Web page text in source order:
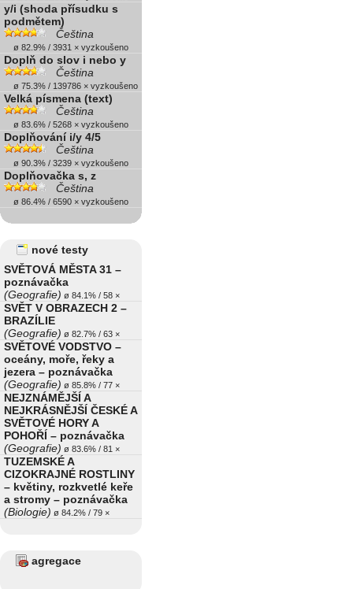
y/i (shoda přísudku s
podmětem)
Čeština
ø 82.9% / 3931 × vyzkoušeno
Doplň do slov i nebo y
Čeština
ø 75.3% / 139786 × vyzkoušeno
Velká písmena (text)
Čeština
ø 83.6% / 5268 × vyzkoušeno
Doplňování i/y 4/5
Čeština
ø 90.3% / 3239 × vyzkoušeno
Doplňovačka s, z
Čeština
ø 86.4% / 6590 × vyzkoušeno
nové testy
SVĚTOVÁ MĚSTA 31 –
poznávačka
(Geografie) ø 84.1% / 58 ×
SVĚT V OBRAZECH 2 –
BRAZÍLIE
(Geografie) ø 82.7% / 63 ×
SVĚTOVÉ VODSTVO –
oceány, moře, řeky a
jezera – poznávačka
(Geografie) ø 85.8% / 77 ×
NEJZNÁMĚJŠÍ A
NEJKRÁSNĚJŠÍ ČESKÉ A
SVĚTOVÉ HORY A
POHOŘÍ – poznávačka
(Geografie) ø 83.6% / 81 ×
TUZEMSKÉ A
CIZOKRAJNÉ ROSTLINY
– květiny, rozkvetlé keře
a stromy – poznávačka
(Biologie) ø 84.2% / 79 ×
agregace